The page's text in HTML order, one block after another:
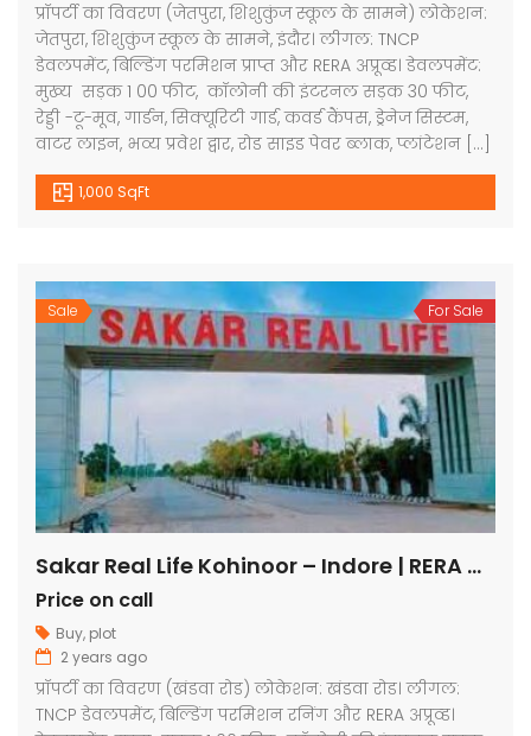
प्रॉपर्टी का विवरण (जेतपुरा, शिशुकुंज स्कूल के सामने) लोकेशन:
जेतपुरा, शिशुकुंज स्कूल के सामने, इंदौर। लीगल: TNCP
डेवलपमेंट, बिल्डिंग परमिशन प्राप्त और RERA अप्रूव्ड। डेवलपमेंट:
मुख्य सड़क 1 00 फीट, कॉलोनी की इंटरनल सड़क 30 फीट,
रेड्डी -टू-मूव, गार्डन, सिक्यूरिटी गार्ड, कवर्ड कैंपस, ड्रेनेज सिस्टम,
वाटर लाइन, भव्य प्रवेश द्वार, रोड साइड पेवर ब्लाक, प्लांटेशन […]
1,000 SqFt
Sale For Sale
Sakar Real Life Kohinoor – Indore | RERA Approved Plots
Price on call
Buy, plot
2 years ago
प्रॉपर्टी का विवरण (खंडवा रोड) लोकेशन: खंडवा रोड। लीगल:
TNCP डेवलपमेंट, बिल्डिंग परमिशन रनिंग और RERA अप्रूव्ड।